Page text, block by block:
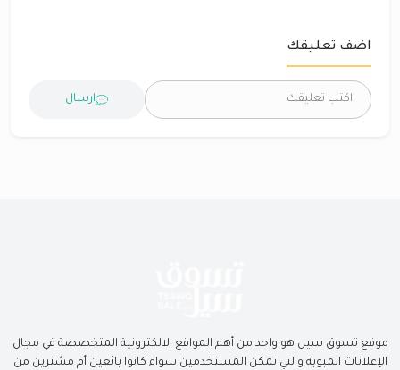
اضف تعليقك
ارسال
موقع تسوق سيل هو واحد من أهم المواقع الالكترونية المتخصصة في مجال
الإعلانات المبوبة والتي تمكن المستخدمين سواء كانوا بائعين أم مشترين من